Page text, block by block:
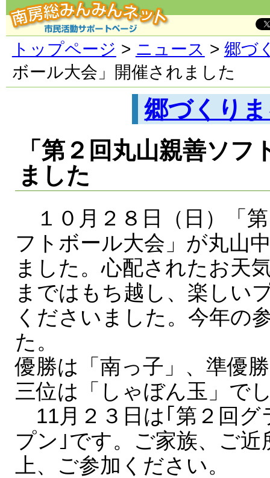
トップページ > ニュース > 郷づ
ボール大会」開催されました
郷づくり
「第２回丸山親善ソ
ました
１０月２８日（日）「
フトボール大会」が丸山
ました。心配されたお天
まではもち越し、楽しい
くださいました。今年の
た。
優勝は「南っ子」、準優
三位は「しゃぼん玉」で
11月２３日は｢第２回グ
プン｣です。ご家族、ご
上、ご参加ください。